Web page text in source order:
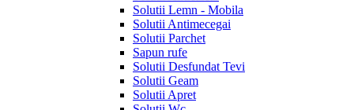
Solutii Lemn - Mobila
Solutii Antimecegai
Solutii Parchet
Sapun rufe
Solutii Desfundat Tevi
Solutii Geam
Solutii Apret